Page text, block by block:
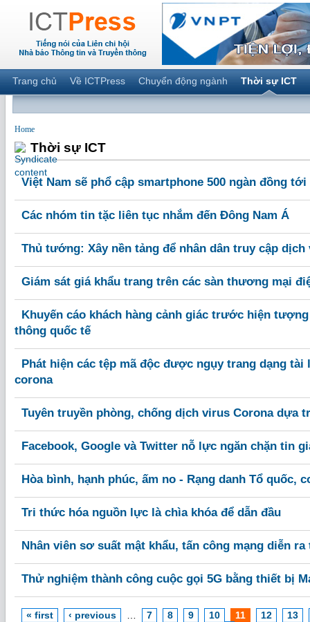
Trang chủ Về ICTPress Chuyển động ngành Thời sự ICT
Home
Thời sự ICT
Việt Nam sẽ phổ cập smartphone 500 ngàn đồng tới
Các nhóm tin tặc liên tục nhắm đến Đông Nam Á
Thủ tướng: Xây nền tảng để nhân dân truy cập
Giám sát giá khẩu trang trên các sàn thương mại
Khuyến cáo khách hàng cảnh giác trước hiện
thông quốc tế
Phát hiện các tệp mã độc được ngụy trang dạng tài
corona
Tuyên truyền phòng, chống dịch virus Corona dựa
Facebook, Google và Twitter nỗ lực ngăn chặn tin
Hòa bình, hạnh phúc, ấm no - Rạng danh Tổ quốc,
Tri thức hóa nguồn lực là chìa khóa để dẫn đầu
Nhân viên sơ suất mật khẩu, tấn công mạng diễn
Thử nghiệm thành công cuộc gọi 5G bằng thiết bị
« first ‹ previous 7 8 9 10 11 12
13